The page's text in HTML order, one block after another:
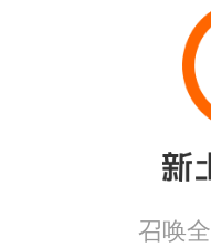
召唤